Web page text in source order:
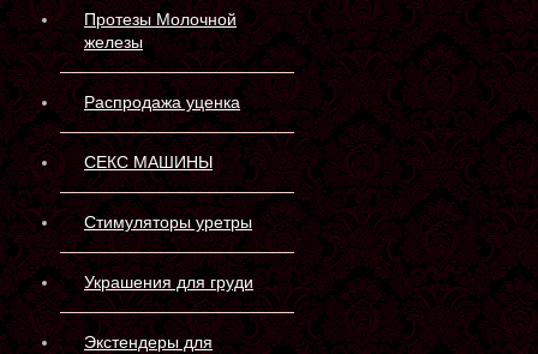
Протезы Молочной
железы
Распродажа уценка
СЕКС МАШИНЫ
Стимуляторы уретры
Украшения для груди
Экстендеры для